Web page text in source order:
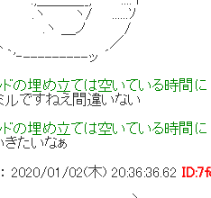
.ヽ ヽ/ ......ｿ
.ヽ ＿ノ /
＼ ／
ッ ´
ドの埋め立ては空いている時間に
ルですねえ間違いない
ドの埋め立ては空いている時間に
きたいなぁ
：2020/01/02(木) 20:36:36.62